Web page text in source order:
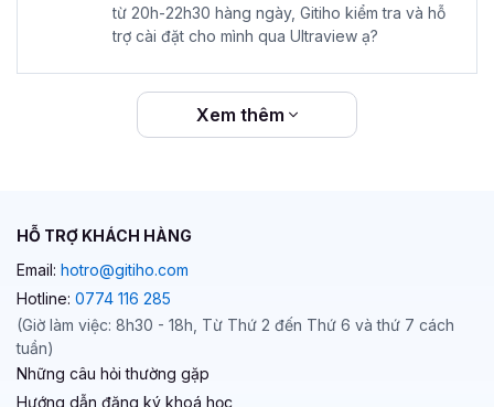
từ 20h-22h30 hàng ngày, Gitiho kiểm tra và hỗ
trợ cài đặt cho mình qua Ultraview ạ?
Xem thêm
HỖ TRỢ KHÁCH HÀNG
Email: hotro@gitiho.com
Hotline: 0774 116 285
(Giờ làm việc: 8h30 - 18h, Từ Thứ 2 đến Thứ 6 và thứ 7 cách
tuần)
Những câu hỏi thường gặp
Hướng dẫn đăng ký khoá học